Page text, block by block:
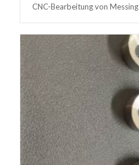
CNC-Bearbeitung von Messing